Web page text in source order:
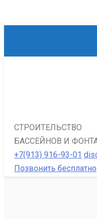
СТРОИТЕЛЬСТВО
БАССЕЙНОВ И
+7(913) 916-93-01
Позвонить бесплатно